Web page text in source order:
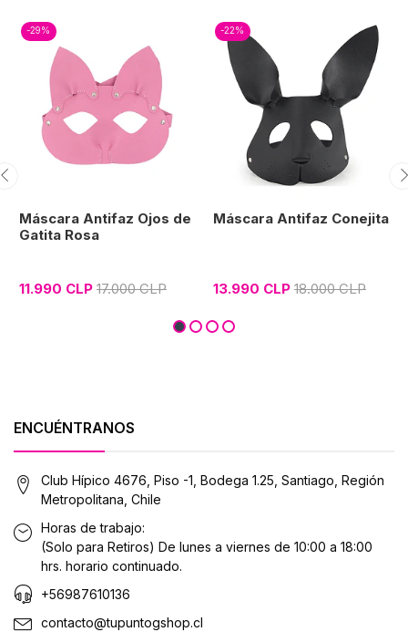
-29%
Máscara Antifaz Ojos de
Gatita Rosa
11.990 CLP 17.000 CLP
-22%
Máscara Antifaz Conejita
13.990 CLP 18.000 CLP
ENCUÉNTRANOS
Club Hípico 4676, Piso -1, Bodega 1.25, Santiago, Región
Metropolitana, Chile
Horas de trabajo:
(Solo para Retiros) De lunes a viernes de 10:00 a 18:00
hrs. horario continuado.
+56987610136
contacto@tupuntogshop.cl